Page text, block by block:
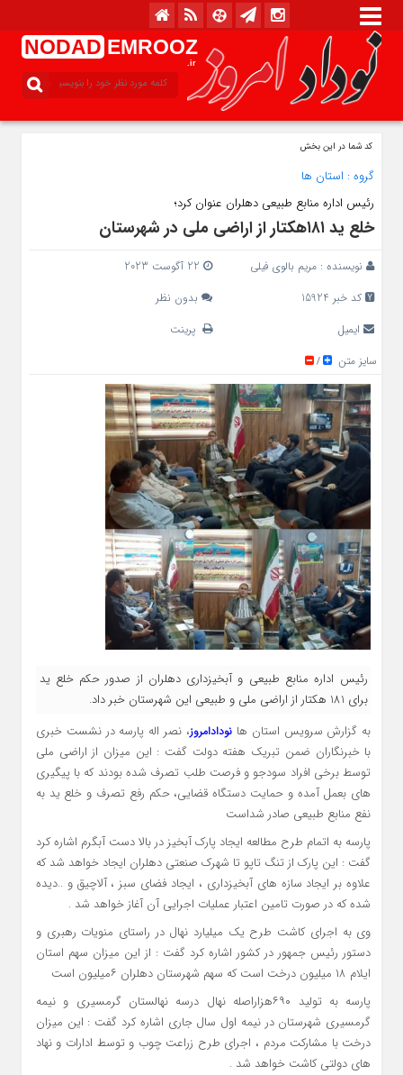
NODAD EMROOZ
.ir
کد شما در این بخش
گروه : استان ها
رئیس اداره منابع طبیعی دهلران عنوان کرد؛
خلع ید ۱۸۱هکتار از اراضی ملی در شهرستان
نویسنده : مریم بالوی فیلی
کد خبر 15924
بدون نظر
ایمیل
پرینت
سایز متن
/
رئیس اداره منابع طبیعی و آبخیزداری دهلران از صدور حكم خلع ید
برای 181 هكتار از اراضی ملی و طبیعی این شهرستان خبر داد.
به گزارش سرویس استان هانودادامروز، نصر اله پارسه در نشست خبری
با خبرنگاران ضمن تبریک هفته دولت گفت : این میزان از اراضی ملی
توسط برخی افراد سودجو و فرصت طلب تصرف شده بودند که با پیگیری
های بعمل آمده و حمایت دستگاه قضایی، حکم رفع تصرف و خلع ید به
نفع منابع طبیعی صادر شداست
پارسه به اتمام طرح مطالعه ایجاد پارک آبخیز در بالا دست آبگرم اشاره کرد
گفت : این پارک از تنگ تاپو تا شهرک صنعتی دهلران ایجاد خواهد شد که
علاوه بر ایجاد سازه های آبخیزداری ، ایجاد فضای سبز ، آلاچیق و ..دیده
شده که در صورت تامین اعتبار عملیات اجرایی آن آغاز خواهد شد .
وی به اجرای کاشت طرح یک میلیارد نهال در راستای منویات رهبری و
دستور رئیس جمهور در کشور اشاره کرد گفت : از این میزان سهم استان
ایلام ۱۸ میلیون درخت است که سهم شهرستان دهلران ۶میلیون است
پارسه به تولید ۶۹۰هزاراصله نهال درسه نهالستان گرمسیری و نیمه
گرمسیری شهرستان در نیمه اول سال جاری اشاره کرد گفت : این میزان
درخت با مشارکت مردم ، اجرای طرح زراعت چوب و توسط ادارات و نهاد
های دولتی کاشت خواهد شد .